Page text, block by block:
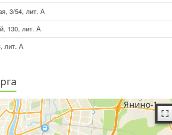
3/54, лит. А
130, лит. А
лит. А